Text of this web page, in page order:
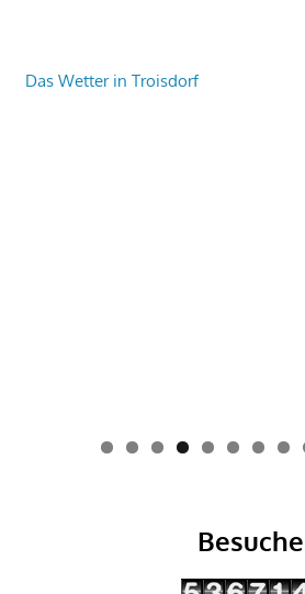
Das Wetter in Troisdorf